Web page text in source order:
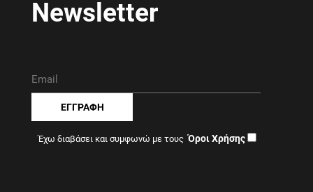
Newsletter
ΕΓΓΡΑΦΗ
Έχω διαβάσει και συμφωνώ με τους Όροι Χρήσης